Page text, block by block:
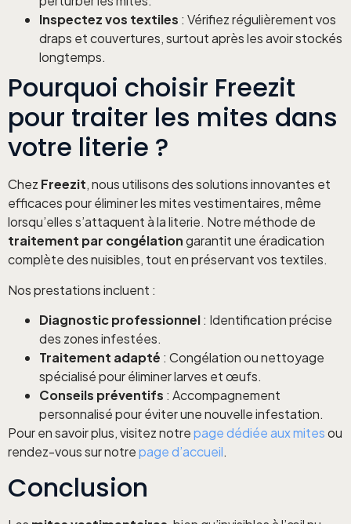
Inspectez vos textiles : Vérifiez régulièrement vos
draps et couvertures, surtout après les avoir stockés
longtemps.
Pourquoi choisir Freezit
pour traiter les mites dans
votre literie ?
Chez Freezit, nous utilisons des solutions innovantes et
efficaces pour éliminer les mites vestimentaires, même
lorsqu’elles s’attaquent à la literie. Notre méthode de
traitement par congélationgarantit une éradication
complète des nuisibles, tout en préservant vos textiles.
Nos prestations incluent :
Diagnostic professionnel: Identification précise
des zones infestées.
Traitement adapté : Congélation ou nettoyage
spécialisé pour éliminer larves et œufs.
Conseils préventifs : Accompagnement
personnalisé pour éviter une nouvelle infestation.
Pour en savoir plus, visitez notrepage dédiée aux mitesou
rendez-vous sur notrepage d’accueil.
Conclusion